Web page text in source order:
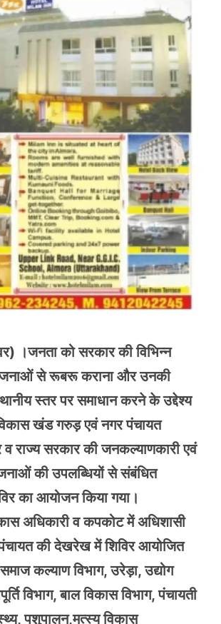
।जनता को सरकार की विभिन्न
से रूबरू कराना और उनकी
स्तर पर समाधान करने के उद्देश्य
खंड गरुड़ एवं नगर पंचायत
राज्य सरकार की जनकल्याणकारी एवं
की उपलब्धियों से संबंधित
का आयोजन किया गया।
अधिकारी व कपकोट में अधिशासी
की देखरेख में शिविर आयोजित
कल्याण विभाग, उरेड़ा, उद्योग
विभाग, बाल विकास विभाग, पंचायती
पशुपालन,मत्स्य विकास